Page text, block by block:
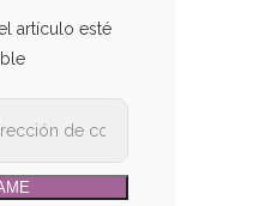
artículo esté